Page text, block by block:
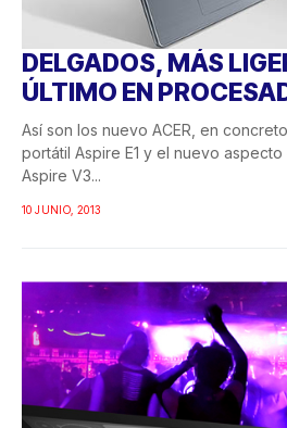
DELGADOS, MÁS
ÚLTIMO EN
Así son los nuevo ACER, en
portátil Aspire E1 y el nuevo
Aspire V3...
10 JUNIO, 2013